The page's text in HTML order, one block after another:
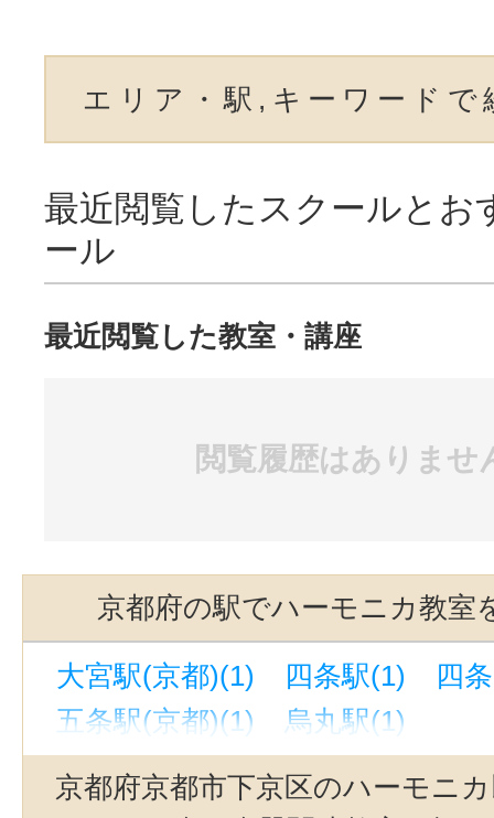
エリア・駅,キーワードで
最近閲覧したスクールとお
ール
最近閲覧した教室・講座
閲覧履歴はありませ
京都府の駅でハーモニカ教室
大宮駅(京都)(1) 四条駅(1)
四
五条駅(京都)(1)
烏丸駅(1)
京都府京都市下京区のハーモニ